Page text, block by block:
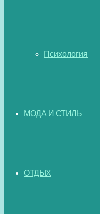
Психология
МОДА И СТИЛЬ
ОТДЫХ